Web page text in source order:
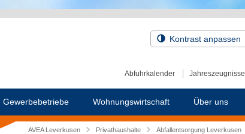
Kontrast anpassen
Abfuhrkalender Jahreszeugnisse
Gewerbebetriebe Wohnungswirtschaft Über uns
AVEA Leverkusen Privathaushalte Abfallentsorgung Leverkusen